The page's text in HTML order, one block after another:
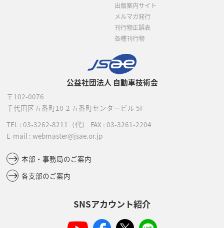
公益社団法人 自動車技術会
〒102-0076
千代田区五番町10-2 五番町センタービル 5F
TEL : 03-3262-8211 （代） FAX : 03-3261-2204
E-mail : webmaster@jsae.or.jp
本部・事務局のご案内
各支部のご案内
SNSアカウント紹介
出版案内サイト
メルマガ発行
刊行物正誤表
各種刊行物